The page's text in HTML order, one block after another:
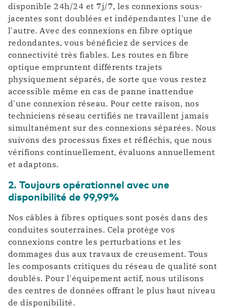
disponible 24h/24 et 7j/7, les connexions sous-
jacentes sont doublées et indépendantes l'une de
l'autre. Avec des connexions en fibre optique
redondantes, vous bénéficiez de services de
connectivité très fiables. Les routes en fibre
optique empruntent différents trajets
physiquement séparés, de sorte que vous restez
accessible même en cas de panne inattendue
d'une connexion réseau. Pour cette raison, nos
techniciens réseau certifiés ne travaillent jamais
simultanément sur des connexions séparées. Nous
suivons des processus fixes et réfléchis, que nous
vérifions continuellement, évaluons annuellement
et adaptons.
2. Toujours opérationnel avec une
disponibilité de 99,99%
Nos câbles à fibres optiques sont posés dans des
conduites souterraines. Cela protège vos
connexions contre les perturbations et les
dommages dus aux travaux de creusement. Tous
les composants critiques du réseau de qualité sont
doublés. Pour l'équipement actif, nous utilisons
des centres de données offrant le plus haut niveau
de disponibilité.